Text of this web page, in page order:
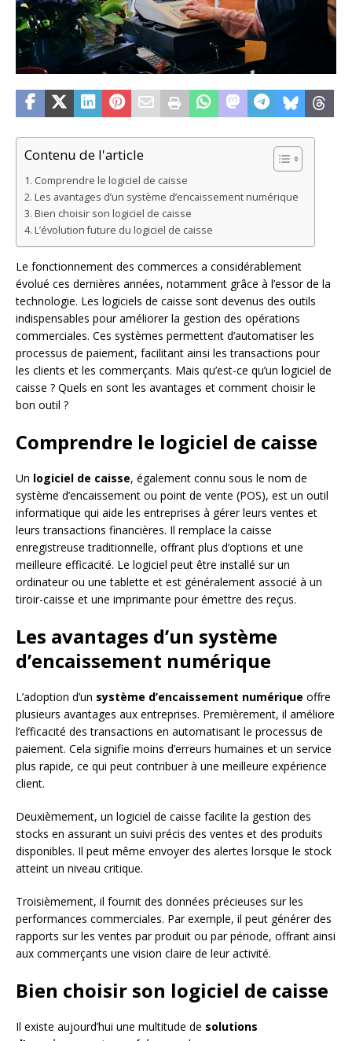
Contenu de l'article
Comprendre le logiciel de caisse
Les avantages d’un système d’encaissement numérique
Bien choisir son logiciel de caisse
L’évolution future du logiciel de caisse
Le fonctionnement des commerces a considérablement
évolué ces dernières années, notamment grâce à l’essor de la
technologie. Les logiciels de caisse sont devenus des outils
indispensables pour améliorer la gestion des opérations
commerciales. Ces systèmes permettent d’automatiser les
processus de paiement, facilitant ainsi les transactions pour
les clients et les commerçants. Mais qu’est-ce qu’un logiciel de
caisse ? Quels en sont les avantages et comment choisir le
bon outil ?
Comprendre le logiciel de caisse
Un logiciel de caisse, également connu sous le nom de
système d’encaissement ou point de vente (POS), est un outil
informatique qui aide les entreprises à gérer leurs ventes et
leurs transactions financières. Il remplace la caisse
enregistreuse traditionnelle, offrant plus d’options et une
meilleure efficacité. Le logiciel peut être installé sur un
ordinateur ou une tablette et est généralement associé à un
tiroir-caisse et une imprimante pour émettre des reçus.
Les avantages d’un système
d’encaissement numérique
L’adoption d’un système d’encaissement numérique offre
plusieurs avantages aux entreprises. Premièrement, il améliore
l’efficacité des transactions en automatisant le processus de
paiement. Cela signifie moins d’erreurs humaines et un service
plus rapide, ce qui peut contribuer à une meilleure expérience
client.
Deuxièmement, un logiciel de caisse facilite la gestion des
stocks en assurant un suivi précis des ventes et des produits
disponibles. Il peut même envoyer des alertes lorsque le stock
atteint un niveau critique.
Troisièmement, il fournit des données précieuses sur les
performances commerciales. Par exemple, il peut générer des
rapports sur les ventes par produit ou par période, offrant ainsi
aux commerçants une vision claire de leur activité.
Bien choisir son logiciel de caisse
Il existe aujourd’hui une multitude de solutions